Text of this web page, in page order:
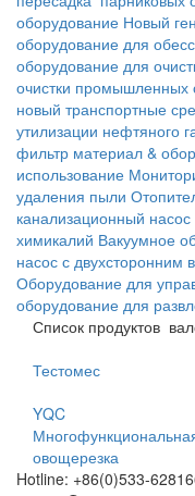
оборудование Новый
оборудование для
оборудование для
очистки промышленных
новый транспортные
утилизации нефтяного
фильтр материал &
использование
удаления пыли
канализационный насос
химикалий Вакуумное
насос с двухсторонним
Оборудование для
оборудование для
Список продуктов
Тестомес
YQC
овощерезка
Hotline: +86(0)533-